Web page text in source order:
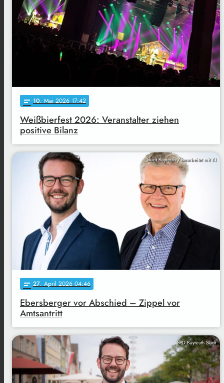
notes 10. Mai 2026 17:42
Weißbierfest 2026: Veranstalter ziehen
positive Bilanz
Stadt Bayreuth / bearbeitet mit KI
notes 27. April 2026 04:46
Ebersberger vor Abschied – Zippel vor
Amtsantritt
SPD Bayreuth Stadt